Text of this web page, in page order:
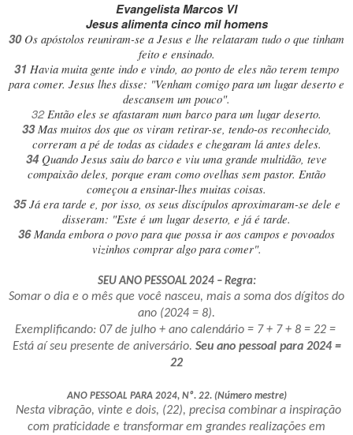
Evangelista Marcos VI
Jesus alimenta cinco mil homens
30 Os apóstolos reuniram-se a Jesus e lhe relataram tudo o que tinham
feito e ensinado.
31 Havia muita gente indo e vindo, ao ponto de eles não terem tempo
para comer. Jesus lhes disse: "Venham comigo para um lugar deserto e
descansem um pouco".
32Então eles se afastaram num barco para um lugar deserto.
33 Mas muitos dos que os viram retirar-se, tendo-os reconhecido,
correram a pé de todas as cidades e chegaram lá antes deles.
34 Quando Jesus saiu do barco e viu uma grande multidão, teve
compaixão deles, porque eram como ovelhas sem pastor. Então
começou a ensinar-lhes muitas coisas.
35 Já era tarde e, por isso, os seus discípulos aproximaram-se dele e
disseram: "Este é um lugar deserto, e já é tarde.
36 Manda embora o povo para que possa ir aos campos e povoados
vizinhos comprar algo para comer".
SEU ANO PESSOAL 2024 – Regra:
Somar o dia e o mês que você nasceu, mais a soma dos dígitos do
ano (2024 = 8).
Exemplificando: 07 de julho + ano calendário = 7 + 7 + 8 = 22 =
Está aí seu presente de aniversário. Seu ano pessoal para 2024 =
22
ANO PESSOAL PARA 2024, Nº. 22. (Número mestre)
Nesta vibração, vinte e dois, (22), precisa combinar a inspiração
com praticidade e transformar em grandes realizações em